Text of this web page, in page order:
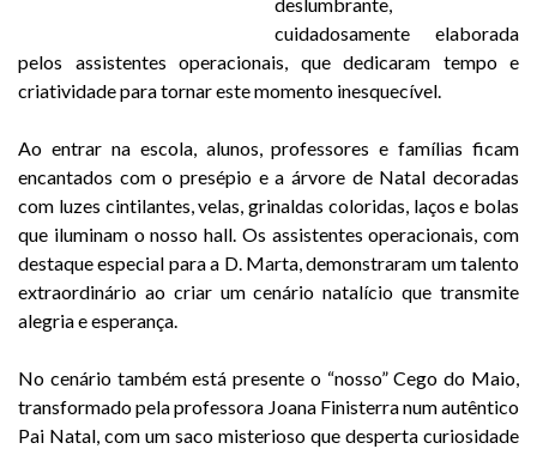
cuidadosamente elaborada
pelos assistentes operacionais, que dedicaram tempo e
criatividade para tornar este momento inesquecível.
Ao entrar na escola, alunos, professores e famílias ficam
encantados com o presépio e a árvore de Natal decoradas
com luzes cintilantes, velas, grinaldas coloridas, laços e bolas
que iluminam o nosso hall. Os assistentes operacionais, com
destaque especial para a D. Marta, demonstraram um talento
extraordinário ao criar um cenário natalício que transmite
alegria e esperança.
No cenário também está presente o “nosso” Cego do Maio,
transformado pela professora Joana Finisterra num autêntico
Pai Natal, com um saco misterioso que desperta curiosidade